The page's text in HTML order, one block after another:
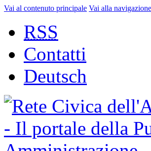
Vai al contenuto principale Vai alla
RSS
Contatti
Deutsch